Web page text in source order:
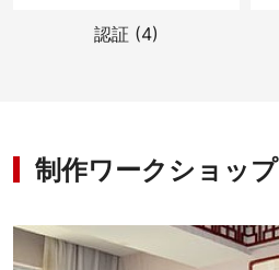
認証 (4)
制作ワークショップ